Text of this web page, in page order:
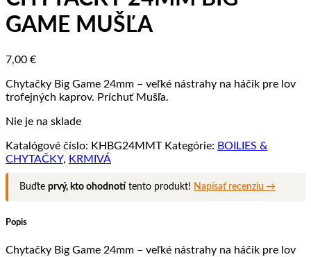
GAME MUŠĽA
7,00 €
Chytačky Big Game 24mm – veľké nástrahy na háčik pre lov
trofejných kaprov. Príchuť Mušľa.
Nie je na sklade
Katalógové číslo: KHBG24MMT Kategórie: BOILIES &
CHYTAČKY, KRMIVÁ
Buďte prvý, kto ohodnotí tento produkt! Napísať recenziu →
Popis
Chytačky Big Game 24mm – veľké nástrahy na háčik pre lov